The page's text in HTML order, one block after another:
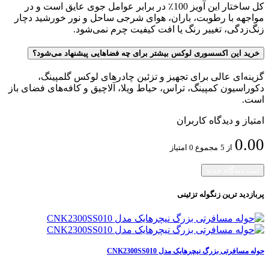
کل ساختار این آویز 100٪ در برابر عوامل جوی عایق است و در
مواجهه با رطوبت، باران، هوای شرجی ساحل و نور خورشید دچار
زنگ‌زدگی، تغییر رنگ یا افت کیفیت چرم نمی‌شود.
خرید این اکسسوری لوکس بیشتر برای چه فضاهایی پیشنهاد می‌شود؟
گزینه‌ای عالی برای تجهیز و تزئین چادرهای لوکس گلمپینگ،
دکوراسیون کمپینگ، تراس، حیاط ویلا، آلاچیق و کافه‌های فضای باز
است.
امتیاز و دیدگاه کاربران
0.00 از 5 مجموع 0 امتیاز
پربازدید ترین زنگوله تزئینی
حوله مسافرتی بزرگ نیچرهایک مدل CNK2300SS010